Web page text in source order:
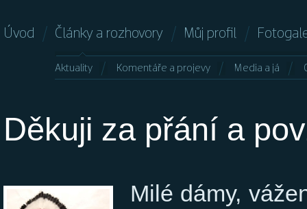
Úvod Články a rozhovory Můj profil
Aktuality Komentáře a projevy Media a já
Děkuji za přání a
Milé dámy,